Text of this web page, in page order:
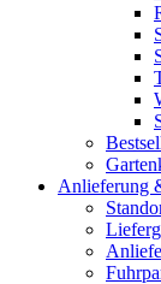
Anlieferung